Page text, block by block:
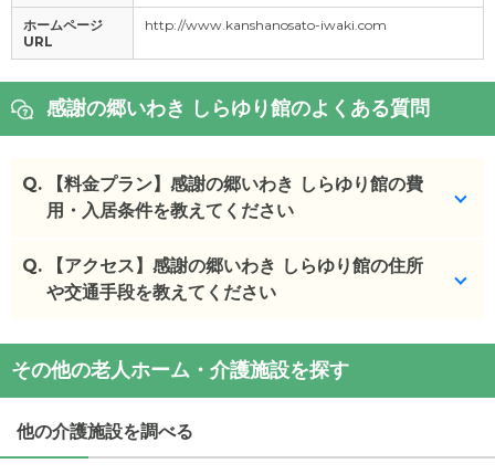
ホームページ
URL
http://www.kanshanosato-iwaki.com
感謝の郷いわき しらゆり館のよくある質問
Q.
【料金プラン】感謝の郷いわき しらゆり館の費
用・入居条件を教えてください
感謝の郷いわき しらゆり館の入居金・月額料金は次
のとおりです。
・月額費用が20.2〜28万円
・要介護度：要支援1、要支援2、要介護1、要介護
Q.
【アクセス】感謝の郷いわき しらゆり館の住所
や交通手段を教えてください
感謝の郷いわき しらゆり館の交通アクセス
・住所：福島県いわき市好間町上好間道成川原15-20
・最寄り駅：赤井駅2.6km内郷駅3.6kmいわき駅
4.6km
その他の老人ホーム・介護施設を探す
他の介護施設を調べる